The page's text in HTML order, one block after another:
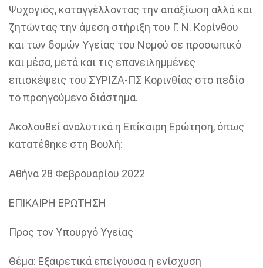
Ψυχογιός, καταγγέλλοντας την απαξίωση αλλά και
ζητώντας την άμεση στήριξη του Γ. Ν. Κορίνθου
και των δομών Υγείας του Νομού σε προσωπικό
και μέσα, μετά και τις επανειλημμένες
επισκέψεις του ΣΥΡΙΖΑ-ΠΣ Κορινθίας στο πεδίο
το προηγούμενο διάστημα.
Ακολουθεί αναλυτικά η Επίκαιρη Ερώτηση, όπως
κατατέθηκε στη Βουλή:
Αθήνα 28 Φεβρουαρίου 2022
ΕΠΙΚΑΙΡΗ ΕΡΩΤΗΣΗ
Προς τον Υπουργό Υγείας
Θέμα: Εξαιρετικά επείγουσα η ενίσχυση